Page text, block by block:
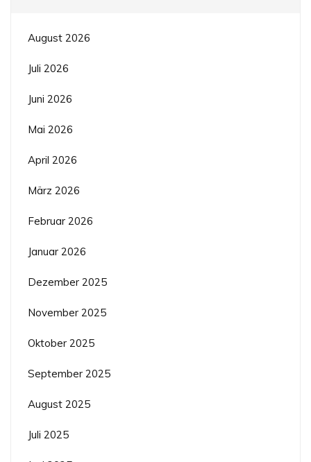
August 2026
Juli 2026
Juni 2026
Mai 2026
April 2026
März 2026
Februar 2026
Januar 2026
Dezember 2025
November 2025
Oktober 2025
September 2025
August 2025
Juli 2025